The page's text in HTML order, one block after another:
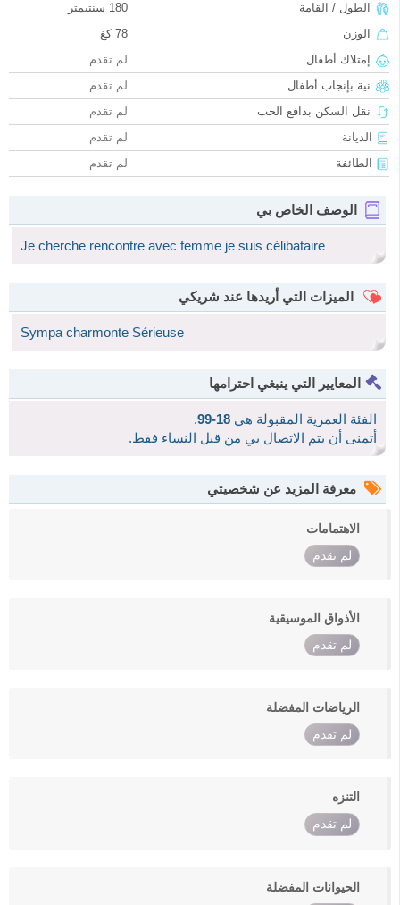
الطول / القامة
180 سنتيمتر
الوزن
78 كغ
إمتلاك أطفال
لم تقدم
نية بإنجاب أطفال
لم تقدم
نقل السكن بدافع الحب
لم تقدم
الديانة
لم تقدم
الطائفة
لم تقدم
الوصف الخاص بي
Je cherche rencontre avec femme je suis célibataire
الميزات التي أريدها عند شريكي
Sympa charmonte Sérieuse
المعايير التي ينبغي احترامها
الفئة العمرية المقبولة هي 18-99
.
أتمنى أن يتم الاتصال بي من قبل النساء فقط.
معرفة المزيد عن شخصيتي
الاهتمامات
لم تقدم
الأذواق الموسيقية
لم تقدم
الرياضات المفضلة
لم تقدم
التنزه
لم تقدم
الحيوانات المفضلة